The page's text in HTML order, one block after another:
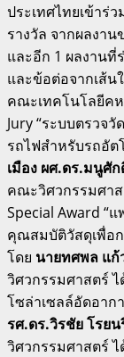
ประเทศไทยเข้าร่
รางวัล จากผลงา
และอีก 1 ผลงานที่
และข้อต่อจากเส้น
คณะเทคโนโลยีคห
Jury “ระบบตรวจ
รถไฟสำหรับรถอัต
เมือง ผศ.ดร.มนูศั
คณะวิศวกรรมศาส
Special Award
คุณสมบัติวัสดุเพื่อ
โดย นายทศพล แก้
วิศวกรรมศาสตร์ ไ
โซล่าเซลล์อัดอาก
รศ.ดร.วิรชัย โรย
วิศวกรรมศาสตร์